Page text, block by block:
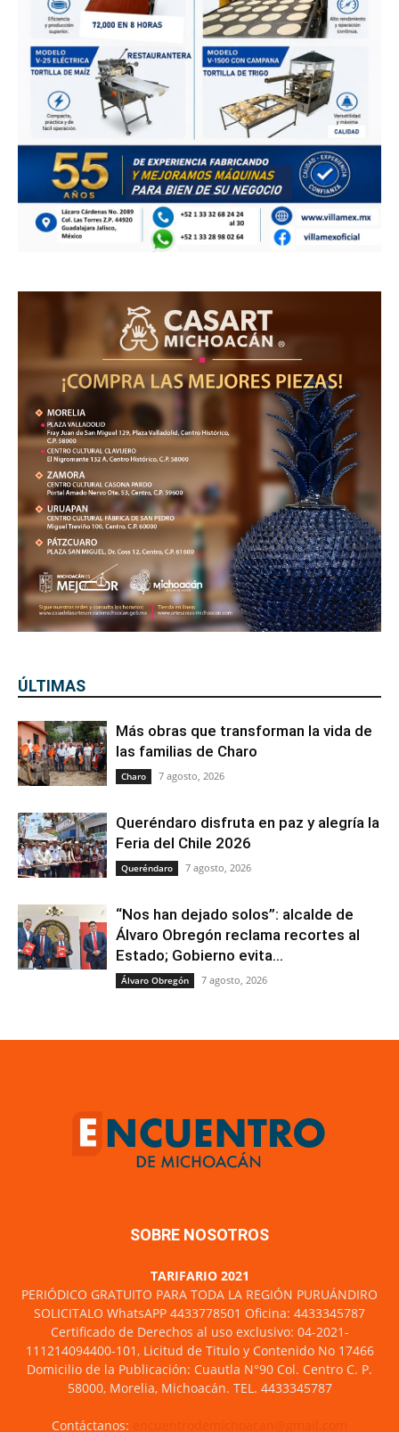
ÚLTIMAS
Más obras que transforman la vida de
las familias de Charo
Charo 7 agosto, 2026
Queréndaro disfruta en paz y alegría la
Feria del Chile 2026
Queréndaro 7 agosto, 2026
“Nos han dejado solos”: alcalde de
Álvaro Obregón reclama recortes al
Estado; Gobierno evita...
Álvaro Obregón 7 agosto, 2026
SOBRE NOSOTROS
TARIFARIO 2021
PERIÓDICO GRATUITO PARA TODA LA REGIÓN PURUÁNDIRO
SOLICITALO WhatsAPP 4433778501 Oficina: 4433345787
Certificado de Derechos al uso exclusivo: 04-2021-
111214094400-101, Licitud de Titulo y Contenido No 17466
Domicilio de la Publicación: Cuautla N°90 Col. Centro C. P.
58000, Morelia, Michoacán. TEL. 4433345787
Contáctanos: